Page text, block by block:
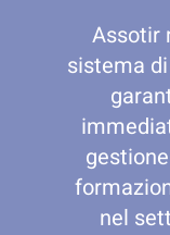
Assotir
sistema
nel